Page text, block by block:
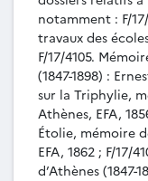
MEM-
recherches
de membre
MEM-
loi thasienne
religieuses à
de membre
MEM-
notamment : F/
travaux des
F/17/4105.
(1847-1898) :
sur la Triphylie,
Athènes, EFA,
Étolie, mémoire
EFA, 1862 ; F/17/
d’Athènes (1847-